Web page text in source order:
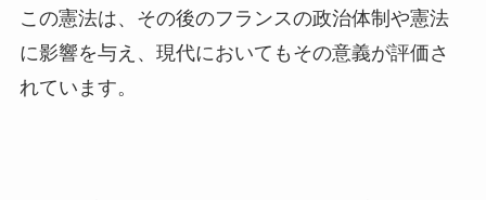
この憲法は、その後のフランスの政治体制や憲法
に影響を与え、現代においてもその意義が評価さ
れています。